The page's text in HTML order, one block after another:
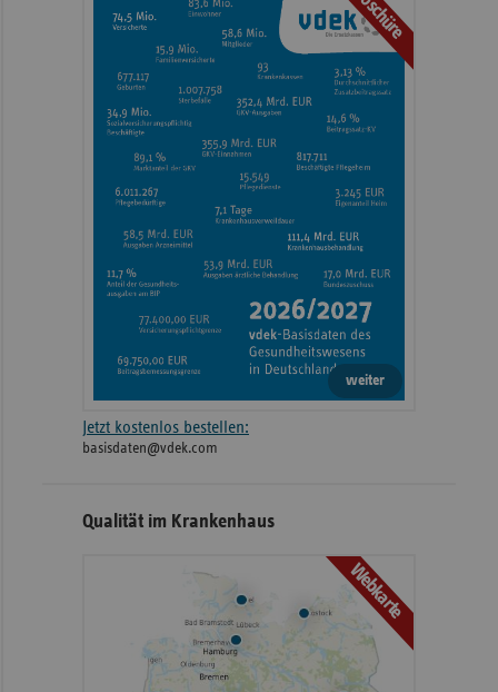
weiter
Jetzt kostenlos bestellen:
basisdaten@vdek.com
Qualität im Krankenhaus
Webkarte